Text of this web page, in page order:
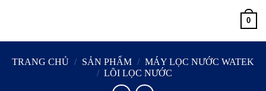
0
TRANG CHỦ / SẢN PHẨM / MÁY LỌC NƯỚC WATEK
/ LÕI LỌC NƯỚC